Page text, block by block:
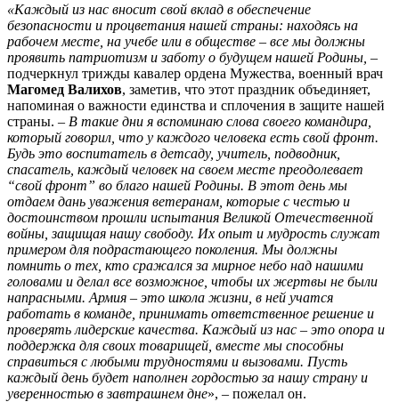
«Каждый из нас вносит свой вклад в обеспечение
безопасности и процветания нашей страны: находясь на
рабочем месте, на учебе или в обществе – все мы должны
проявить патриотизм и заботу о будущем нашей Родины, –
подчеркнул трижды кавалер ордена Мужества, военный врач
Магомед Валихов, заметив, что этот праздник объединяет,
напоминая о важности единства и сплочения в защите нашей
страны. – В такие дни я вспоминаю слова своего командира,
который говорил, что у каждого человека есть свой фронт.
Будь это воспитатель в детсаду, учитель, подводник,
спасатель, каждый человек на своем месте преодолевает
“свой фронт” во благо нашей Родины. В этот день мы
отдаем дань уважения ветеранам, которые с честью и
достоинством прошли испытания Великой Отечественной
войны, защищая нашу свободу. Их опыт и мудрость служат
примером для подрастающего поколения. Мы должны
помнить о тех, кто сражался за мирное небо над нашими
головами и делал все возможное, чтобы их жертвы не были
напрасными. Армия – это школа жизни, в ней учатся
работать в команде, принимать ответственное решение и
проверять лидерские качества. Каждый из нас – это опора и
поддержка для своих товарищей, вместе мы способны
справиться с любыми трудностями и вызовами. Пусть
каждый день будет наполнен гордостью за нашу страну и
уверенностью в завтрашнем дне», – пожелал он.